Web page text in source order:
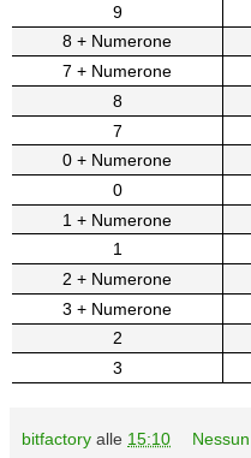
9
8 + Numerone
7 + Numerone
8
7
0 + Numerone
0
1 + Numerone
1
2 + Numerone
3 + Numerone
2
3
bitfactory alle 15:10